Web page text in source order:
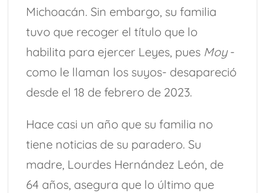
Michoacán. Sin embargo, su familia
tuvo que recoger el título que lo
habilita para ejercer Leyes, pues Moy-
como le llaman los suyos- desapareció
desde el 18 de febrero de 2023.
Hace casi un año que su familia no
tiene noticias de su paradero. Su
madre, Lourdes Hernández León, de
64 años, asegura que lo último que